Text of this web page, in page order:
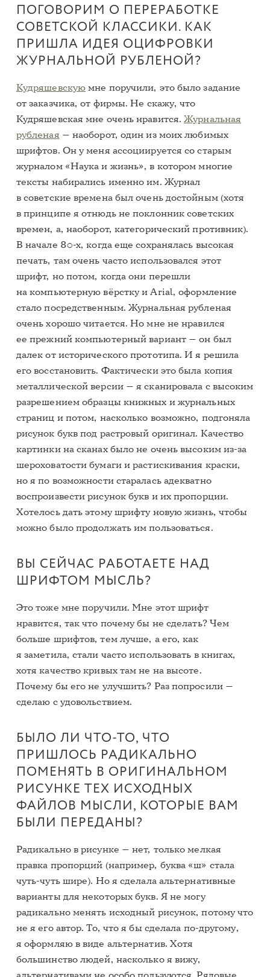
ПОГОВОРИМ О ПЕРЕРАБОТКЕ
СОВЕТСКОЙ КЛАССИКИ. КАК
ПРИШЛА ИДЕЯ ОЦИФРОВКИ
ЖУРНАЛЬНОЙ РУБЛЕНОЙ?
Кудряшевскую мне поручили, это было задание
от заказчика, от фирмы. Не скажу, что
Кудряшевская мне очень нравится.Журнальная
рубленая — наоборот, один из моих любимых
шрифтов. Он у меня ассоциируется со старым
журналом «Наука и жизнь», в котором многие
тексты набирались именно им. Журнал
в советские времена был очень достойным (хотя
в принципе я отнюдь не поклонник советских
времен, а, наоборот, категорический противник).
В начале 80-х, когда еще сохранялась высокая
печать, там очень часто использовался этот
шрифт, но потом, когда они перешли
на компьютерную вёрстку и Arial, оформление
стало посредственным. Журнальная рубленая
очень хорошо читается. Но мне не нравился
ее прежний компьютерный вариант — он был
далек от исторического прототипа. И я решила
его восстановить. Фактически это была копия
металлической версии — я сканировала с высоким
разрешением образцы книжных и журнальных
страниц и потом, насколько возможно, подгоняла
рисунок букв под растровый оригинал. Качество
картинки на сканах было не очень высоким из-за
шероховатости бумаги и растискивания краски,
но я по возможности старалась адекватно
воспроизвести рисунок букв и их пропорции.
Хотелось дать этому шрифту новую жизнь, чтобы
можно было продолжать им пользоваться.
ВЫ СЕЙЧАС РАБОТАЕТЕ НАД
ШРИФТОМ МЫСЛЬ?
Это тоже мне поручили. Мне этот шрифт
нравится, так что почему бы не сделать? Чем
больше шрифтов, тем лучше, а его, как
я заметила, стали часто использовать в книгах,
хотя качество кривых там не на высоте.
Почему бы его не улучшить? Раз попросили —
сделаю с удовольствием.
БЫЛО ЛИ ЧТО-ТО, ЧТО
ПРИШЛОСЬ РАДИКАЛЬНО
ПОМЕНЯТЬ В ОРИГИНАЛЬНОМ
РИСУНКЕ ТЕХ ИСХОДНЫХ
ФАЙЛОВ МЫСЛИ, КОТОРЫЕ ВАМ
БЫЛИ ПЕРЕДАНЫ?
Радикально в рисунке — нет, только мелкая
правка пропорций (например, буква «ш» стала
чуть-чуть шире). Но я сделала альтернативные
варианты для некоторых букв. Я не могу
радикально менять исходный рисунок, потому что
не я его автор. То, что я бы сделала по-другому,
я оформляю в виде альтернатив. Хотя
большинство людей, насколько я вижу,